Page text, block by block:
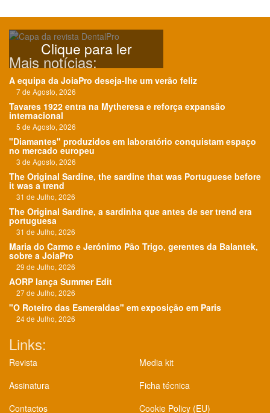
Clique para ler
Mais notícias:
A equipa da JoiaPro deseja-lhe um verão feliz
7 de Agosto, 2026
Tavares 1922 entra na Mytheresa e reforça expansão
internacional
5 de Agosto, 2026
"Diamantes" produzidos em laboratório conquistam espaço
no mercado europeu
3 de Agosto, 2026
The Original Sardine, the sardine that was Portuguese before
it was a trend
31 de Julho, 2026
The Original Sardine, a sardinha que antes de ser trend era
portuguesa
31 de Julho, 2026
Maria do Carmo e Jerónimo Pão Trigo, gerentes da Balantek,
sobre a JoiaPro
29 de Julho, 2026
AORP lança Summer Edit
27 de Julho, 2026
"O Roteiro das Esmeraldas" em exposição em Paris
24 de Julho, 2026
Links:
Revista
Assinatura
Contactos
Media kit
Ficha técnica
Cookie Policy (EU)